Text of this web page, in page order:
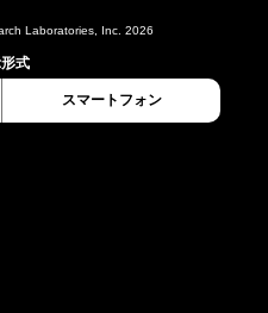
Laboratories, Inc. 2026
式
スマートフォン